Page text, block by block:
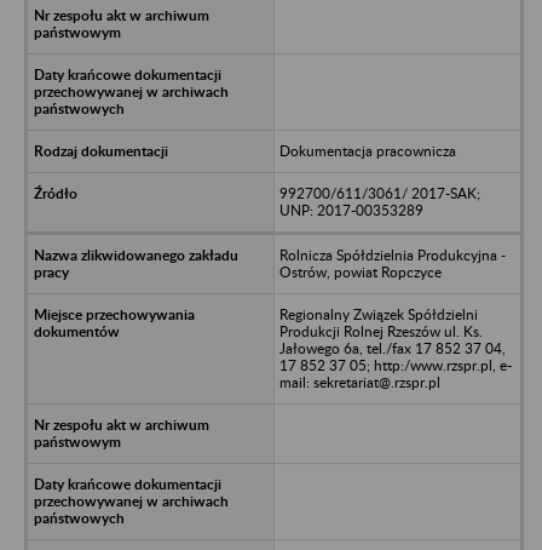
Dokumentacja pracownicza
992700/611/3061/ 2017-SAK;
UNP: 2017-00353289
Rolnicza Spółdzielnia Produkcyjna -
Ostrów, powiat Ropczyce
Regionalny Związek Spółdzielni
Produkcji Rolnej Rzeszów ul. Ks.
Jałowego 6a, tel./fax 17 852 37 04,
17 852 37 05; http:/www.rzspr.pl, e-
mail: sekretariat@.rzspr.pl